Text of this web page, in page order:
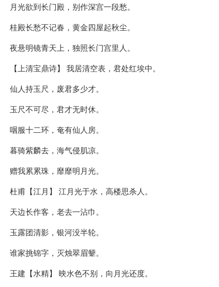
月光欲到长门殿，别作深宫一段愁。
桂殿长愁不记春，黄金四屋起秋尘。
夜悬明镜青天上，独照长门宫里人。
【上清宝鼎诗】 我居清空表，君处红埃中。
仙人持玉尺，废君多少才。
玉尺不可尽，君才无时休。
咽服十二环，奄有仙人房。
暮骑紫麟去，海气侵肌凉。
赠我累累珠，靡靡明月光。
杜甫【江月】 江月光于水，高楼思杀人。
天边长作客，老去一沾巾。
玉露团清影，银河没半轮。
谁家挑锦字，灭烛翠眉颦。
王建【水精】 映水色不别，向月光还度。